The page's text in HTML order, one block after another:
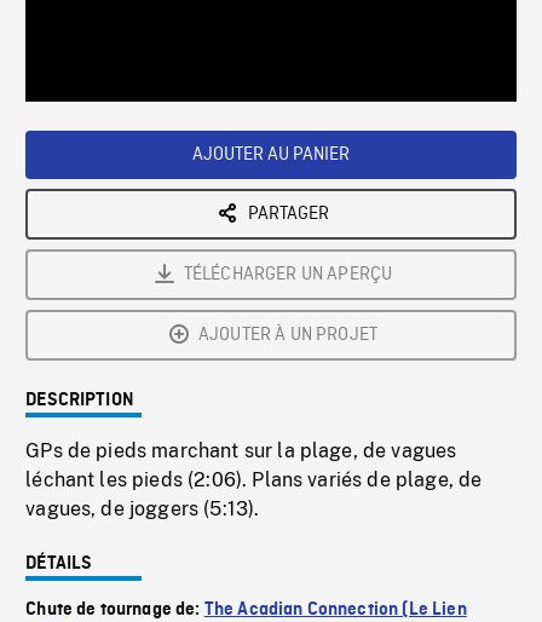
AJOUTER AU PANIER
PARTAGER
TÉLÉCHARGER UN APERÇU
AJOUTER À UN PROJET
DESCRIPTION
GPs de pieds marchant sur la plage, de vagues
léchant les pieds (2:06). Plans variés de plage, de
vagues, de joggers (5:13).
DÉTAILS
Chute de tournage de: The Acadian Connection (Le Lien